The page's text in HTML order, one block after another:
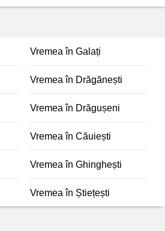
Vremea în Galați
Vremea în Drăgănești
Vremea în Drăgușeni
Vremea în Căuiești
Vremea în Ghinghești
Vremea în Știețești